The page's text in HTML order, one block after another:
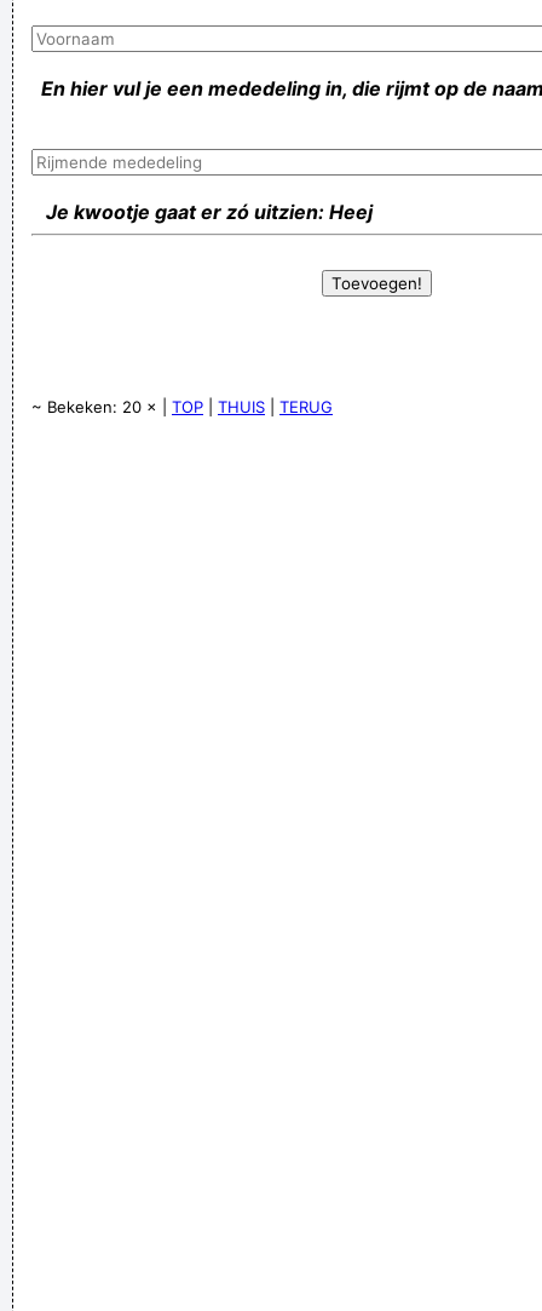
En hier vul je een mededeling in, die rijmt op de
Je kwootje gaat er zó uitzien: Heej
~ Bekeken: 20 × | TOP THUIS TERUG